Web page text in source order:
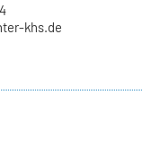
khs.de